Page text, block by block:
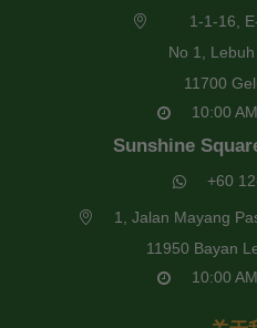
1-1-16,
No 1, Lebuh
11700
10:00
Sunshine
+60
1, Jalan Mayang
11950 Bayan
10:00